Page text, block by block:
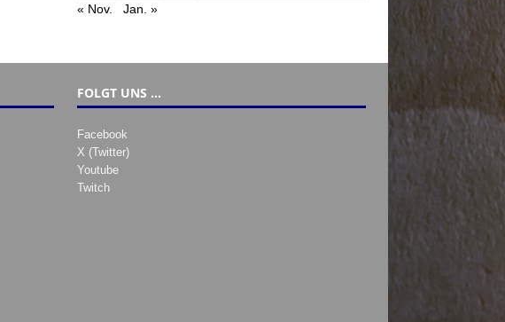
« Nov.
Jan. »
FOLGT UNS …
Facebook
X (Twitter)
Youtube
Twitch